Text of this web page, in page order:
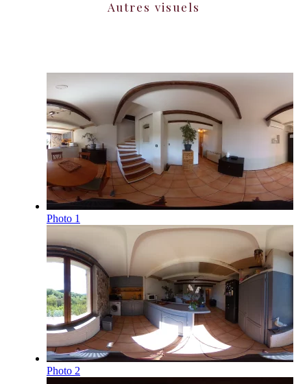
Autres visuels